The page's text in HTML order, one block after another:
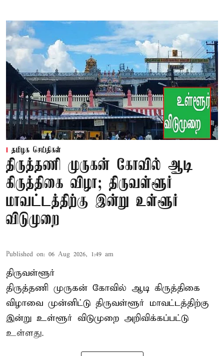
தமிழக செய்திகள்
திருத்தணி முருகன் கோவில் ஆடி
கிருத்திகை விழா; திருவள்ளூர்
மாவட்டத்திற்கு இன்று உள்ளூர்
விடுமுறை
Published on: 06 Aug 2026, 1:49 am
திருவள்ளூர்
திருத்தணி முருகன் கோவில் ஆடி கிருத்திகை
விழாவை முன்னிட்டு திருவள்ளூர் மாவட்டத்திற்கு
இன்று உள்ளூர் விடுமுறை அறிவிக்கப்பட்டு
உள்ளது.